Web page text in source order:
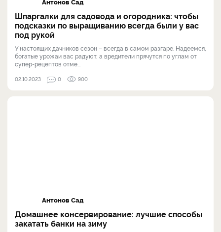
Шпаргалки для садовода и огородника: чтобы
подсказки по выращиванию всегда были у вас
под рукой
У настоящих дачников сезон – всегда в самом разгаре. Надеемся,
богатые урожаи вас радуют, а вредители прячутся по углам от
супер-рецептов отме...
02.10.2023 0 900
Антонов Сад
Домашнее консервирование: лучшие способы
закатать банки на зиму